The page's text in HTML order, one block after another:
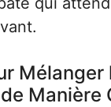
Mélanger
Manière